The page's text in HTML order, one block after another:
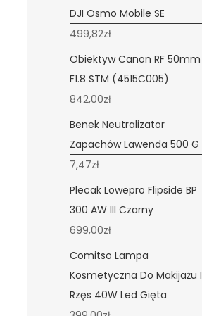
DJI Osmo Mobile SE
499,82zł
Obiektyw Canon RF 50mm
F1.8 STM (4515C005)
842,00zł
Benek Neutralizator
Zapachów Lawenda 500 G
7,47zł
Plecak Lowepro Flipside BP
300 AW III Czarny
699,00zł
Comitso Lampa
Kosmetyczna Do Makijażu I
Rzęs 40W Led Gięta